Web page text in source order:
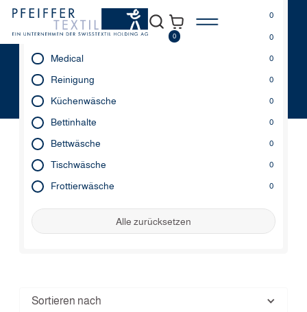
0
All 0
Musterprodukte 0
Medical 0
Reinigung 0
Küchenwäsche 0
Bettinhalte 0
Bettwäsche 0
Tischwäsche 0
Frottierwäsche 0
Alle zurücksetzen
Sortieren nach